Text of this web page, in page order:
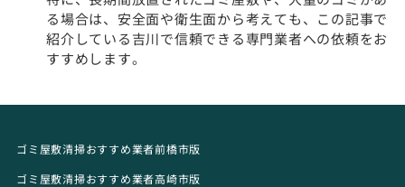
る場合は、安全面や衛生面から考えても、この記事で
紹介している吉川で信頼できる専門業者への依頼をお
すすめします。
ゴミ屋敷清掃おすすめ業者前橋市版
ゴミ屋敷清掃おすすめ業者高崎市版